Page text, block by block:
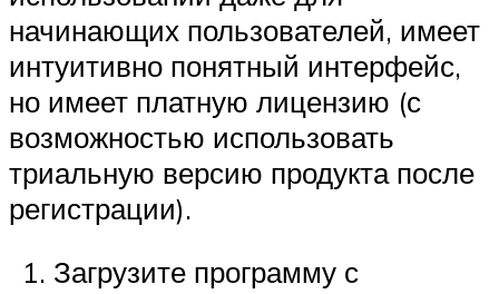
начинающих пользователей, имеет
интуитивно понятный интерфейс,
но имеет платную лицензию (с
возможностью использовать
триальную версию продукта после
регистрации).
Загрузите программу с